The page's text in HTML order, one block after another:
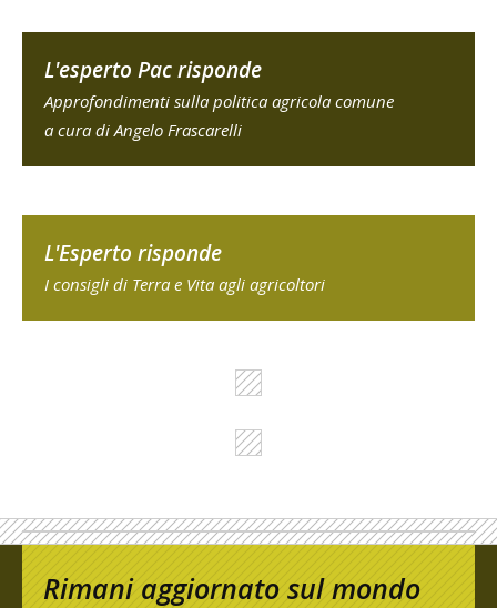
L'esperto Pac risponde
Approfondimenti sulla politica agricola comune
a cura di Angelo Frascarelli
L'Esperto risponde
I consigli di Terra e Vita agli agricoltori
Rimani aggiornato sul mondo